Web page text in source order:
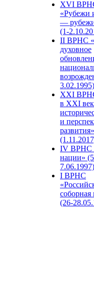
XVI
«Рубежи
—
(1-
II ВРНС
духовное
3.02.1995)
XХI
в XXI
и
развития»
IV ВРНС
нации»
7.06.1997)
I ВРНС
(26-